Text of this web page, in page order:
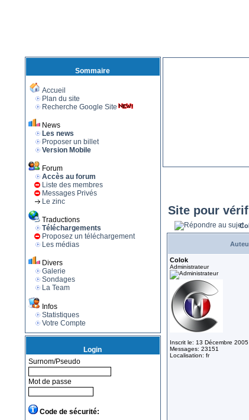
Sommaire
Accueil
Plan du site
Recherche Google Site
News
Les news
Proposer un billet
Version Mobile
Forum
Accès au forum
Liste des membres
Messages Privés
Le zinc
Traductions
Téléchargements
Proposez un téléchargement
Les médias
Divers
Galerie
Sondages
La Team
Infos
Statistiques
Votre Compte
Login
Surnom/Pseudo
Mot de passe
Code de sécurité:
Site pour
Colok
Administrateur
Inscrit le: 13 Décembre 2005
Messages: 23151
Localisation: fr